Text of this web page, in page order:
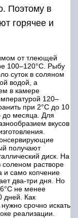
Поэтому в
горячее и
от тлеющей
100–120°С. Рыбу
суток в соляном
водой, а
в камере
120–
при 2°С до 10
до месяца. Для
вкусов
получают
диск. На
соленом растворе
само копчение
два-три дня. Но
не менее
дней. Как
срочно искать
реализации.